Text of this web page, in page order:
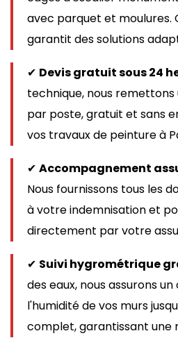
avec parquet et
garantit des solutions
✔ Devis gratuit sous 24
technique, nous
par poste, gratuit et sans
vos travaux de peinture à
✔ Accompagnement
Nous fournissons tous les
à votre indemnisation et
directement par votre
✔ Suivi hygrométrique
des eaux, nous assurons
l'humidité de vos murs
complet, garantissant une